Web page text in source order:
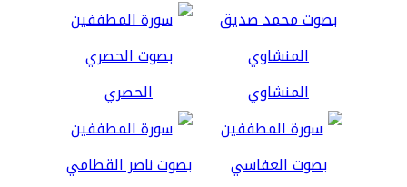
المنشاوي الحصري